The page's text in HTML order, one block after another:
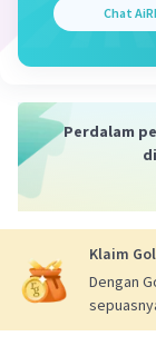
Chat
Perdalam
Klaim
Dengan